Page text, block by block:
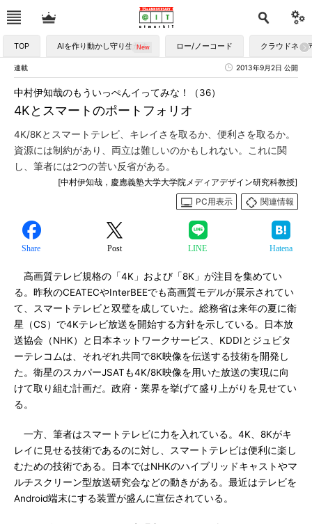
TOP AIを作り動かし守り生かす ロー/ノーコード クラウドネイ
連載 2013年9月2日 公開
4Kとスマートのポートフォリオ
中村伊知哉のもういっぺんイってみな！（36）
4K/8Kとスマートテレビ、キレイさを取るか、便利さを取るか。
資源には制約があり、両立は難しいのかもしれない。これに関
し、筆者には2つの苦い反省がある。
[中村伊知哉，慶應義塾大学大学院メディアデザイン研究科教授]
PC用表示
関連情報
Share Post LINE Hatena
高画質テレビ規格の「4K」および「8K」が注目を集めてい
る。昨秋のCEATECやInterBEEでも高画質モデルが展示されてい
て、スマートテレビと双璧を成していた。総務省は来年の夏に衛
星（CS）で4Kテレビ放送を開始する方針を示している。日本放
送協会（NHK）と日本ネットワークサービス、KDDIとジュピタ
ーテレコムは、それぞれ共同で8K映像を伝送する技術を開発し
た。衛星のスカパーJSATも4K/8K映像を用いた放送の実現に向
けて取り組む計画だ。政府・業界を挙げて盛り上がりを見せてい
る。
一方、筆者はスマートテレビに力を入れている。4K、8Kがキ
レイに見せる技術であるのに対し、スマートテレビは便利に楽し
むための技術である。日本ではNHKのハイブリッドキャストやマ
ルチスクリーン型放送研究会などの動きがある。最近はテレビを
Android端末にする装置が盛んに宣伝されている。